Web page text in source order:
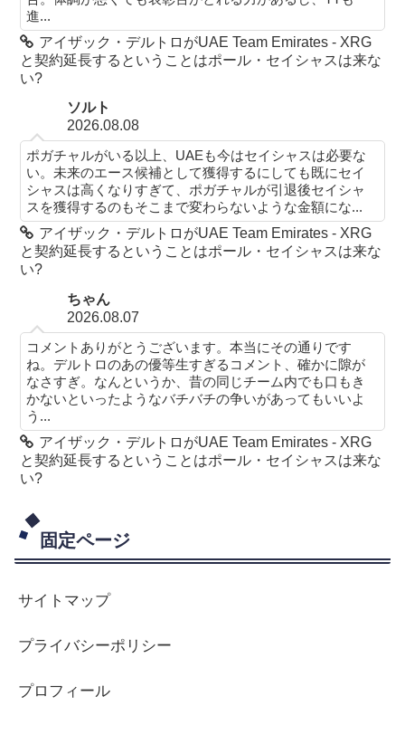
進...
アイザック・デルトロがUAE Team Emirates - XRG
と契約延長するということはポール・セイシャスは来な
い?
ソルト
2026.08.08
ポガチャルがいる以上、UAEも今はセイシャスは必要な
い。未来のエース候補として獲得するにしても既にセイ
シャスは高くなりすぎて、ポガチャルが引退後セイシャ
スを獲得するのもそこまで変わらないような金額にな...
アイザック・デルトロがUAE Team Emirates - XRG
と契約延長するということはポール・セイシャスは来な
い?
ちゃん
2026.08.07
コメントありがとうございます。本当にその通りです
ね。デルトロのあの優等生すぎるコメント、確かに隙が
なさすぎ。なんというか、昔の同じチーム内でも口もき
かないといったようなバチバチの争いがあってもいいよ
う...
アイザック・デルトロがUAE Team Emirates - XRG
と契約延長するということはポール・セイシャスは来な
い?
固定ページ
サイトマップ
プライバシーポリシー
プロフィール